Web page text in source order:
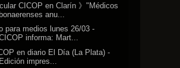
CICOP en Clarín 》"Médicos
bonaerenses anu...
para medios lunes 26/03 -
informa: Mart...
en diario El Día (La Plata) -
Edición impres...